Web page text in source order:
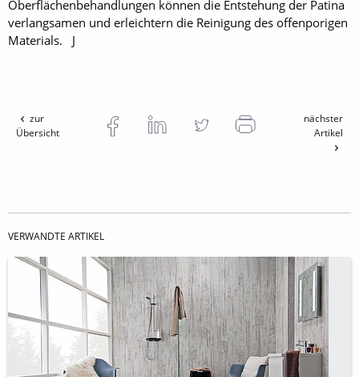
Oberflächenbehandlungen können die Entstehung der Patina
verlangsamen und erleichtern die Reinigung des offenporigen
Materials. J
zur
Übersicht
nächster
Artikel
VERWANDTE ARTIKEL